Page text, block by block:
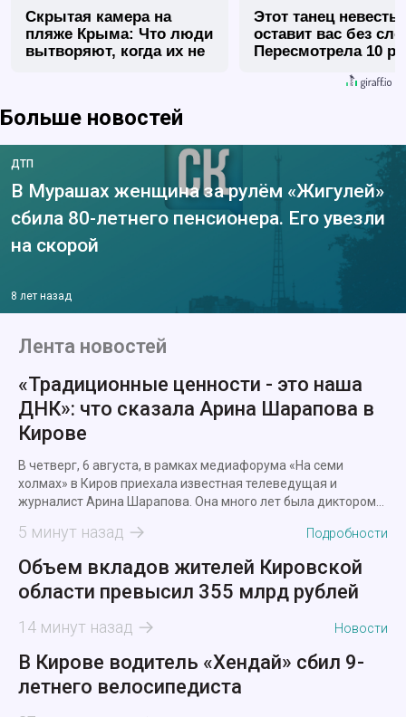
Скрытая камера на
пляже Крыма: Что люди
вытворяют, когда их не
Этот танец невесты
оставит вас без
Пересмотрела 10
Больше новостей
ДТП
В Мурашах женщина за рулём «Жигулей»
сбила 80-летнего пенсионера. Его увезли
на скорой
8 лет назад
Лента новостей
«Традиционные ценности - это наша
ДНК»: что сказала Арина Шарапова в
Кирове
В четверг, 6 августа, в рамках медиафорума «На семи
холмах» в Киров приехала известная телеведущая и
журналист Арина Шарапова. Она много лет была диктором
канале.
5 минут назад Подробности
Объем вкладов жителей Кировской
области превысил 355 млрд рублей
14 минут назад Новости
В Кирове водитель «Хендай» сбил 9-
летнего велосипедиста